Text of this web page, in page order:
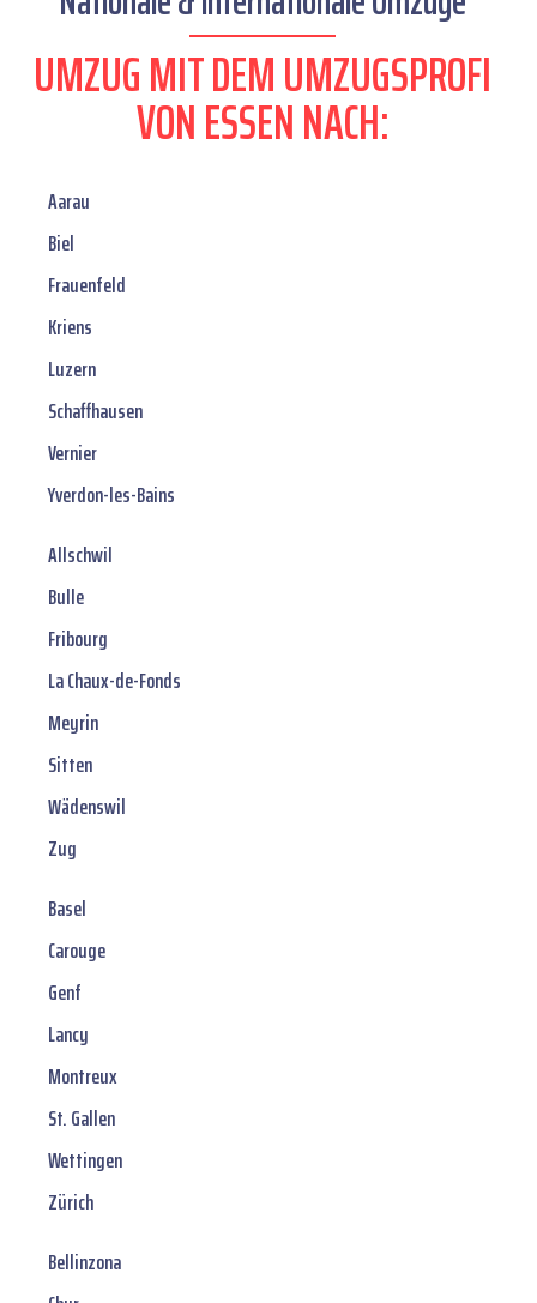
UMZUG MIT DEM UMZUGSPROFI
VON ESSEN NACH:
Aarau
Biel
Frauenfeld
Kriens
Luzern
Schaffhausen
Vernier
Yverdon-les-Bains
Allschwil
Bulle
Fribourg
La Chaux-de-Fonds
Meyrin
Sitten
Wädenswil
Zug
Basel
Carouge
Genf
Lancy
Montreux
St. Gallen
Wettingen
Zürich
Bellinzona